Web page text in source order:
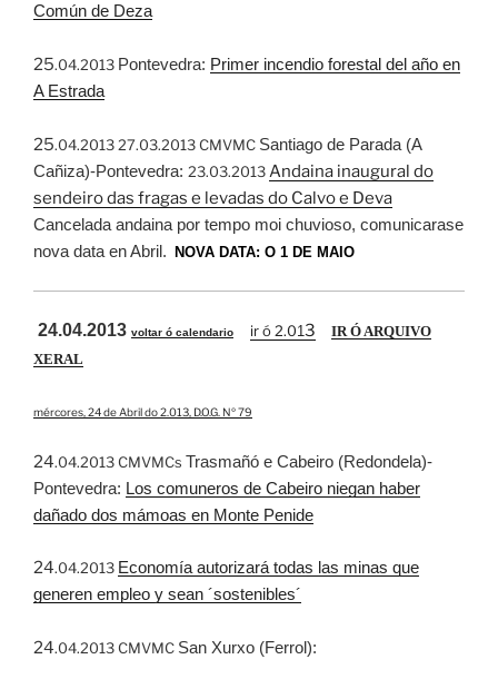
Común de Deza
25.04.2013 Pontevedra: Primer incendio forestal del año en
A Estrada
25.04.2013 27.03.2013 CMVMC Santiago de Parada (A
Cañiza)-Pontevedra: 23.03.2013Andaina inaugural do
sendeiro das fragas e levadas do Calvo e Deva
Cancelada andaina por tempo moi chuvioso, comunicarase
nova data en Abril.
NOVA DATA: O 1 DE MAIO
24.04.2013 voltar ó calendario ir ó 2.013
IR Ó ARQUIVO
XERAL
mércores, 24 de Abril do 2.013, D.O.G. Nº 79
24.04.2013 CMVMCs Trasmañó e Cabeiro (Redondela)-
Pontevedra: Los comuneros de Cabeiro niegan haber
dañado dos mámoas en Monte Penide
24.04.2013 Economía autorizará todas las minas que
generen empleo y sean ´sostenibles´
24.04.2013 CMVMC San Xurxo (Ferrol):